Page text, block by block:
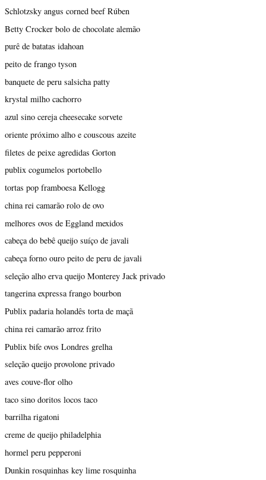
Schlotzsky angus corned beef Rúben
Betty Crocker bolo de chocolate alemão
purê de batatas idahoan
peito de frango tyson
banquete de peru salsicha patty
krystal milho cachorro
azul sino cereja cheesecake sorvete
oriente próximo alho e couscous azeite
filetes de peixe agredidas Gorton
publix cogumelos portobello
tortas pop framboesa Kellogg
china rei camarão rolo de ovo
melhores ovos de Eggland mexidos
cabeça do bebê queijo suíço de javali
cabeça forno ouro peito de peru de javali
seleção alho erva queijo Monterey Jack privado
tangerina expressa frango bourbon
Publix padaria holandês torta de maçã
china rei camarão arroz frito
Publix bife ovos Londres grelha
seleção queijo provolone privado
aves couve-flor olho
taco sino doritos locos taco
barrilha rigatoni
creme de queijo philadelphia
hormel peru pepperoni
Dunkin rosquinhas key lime rosquinha